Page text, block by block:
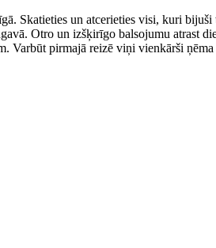
Skatieties un atcerieties visi, kuri bijuši
Otro un izšķirīgo balsojumu atrast
Varbūt pirmajā reizē viņi vienkārši ņēma